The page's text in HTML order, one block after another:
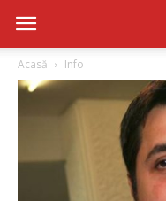
Acasă Info